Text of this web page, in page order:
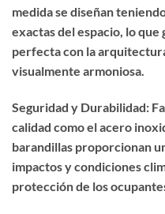
medida se diseñan
exactas del espacio, lo
perfecta con la
visualmente armoniosa.
Seguridad y Durabilidad:
calidad como el acero
barandillas proporcionan
impactos y condiciones
protección de los